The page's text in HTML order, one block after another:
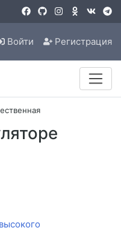
Войти Регистрация